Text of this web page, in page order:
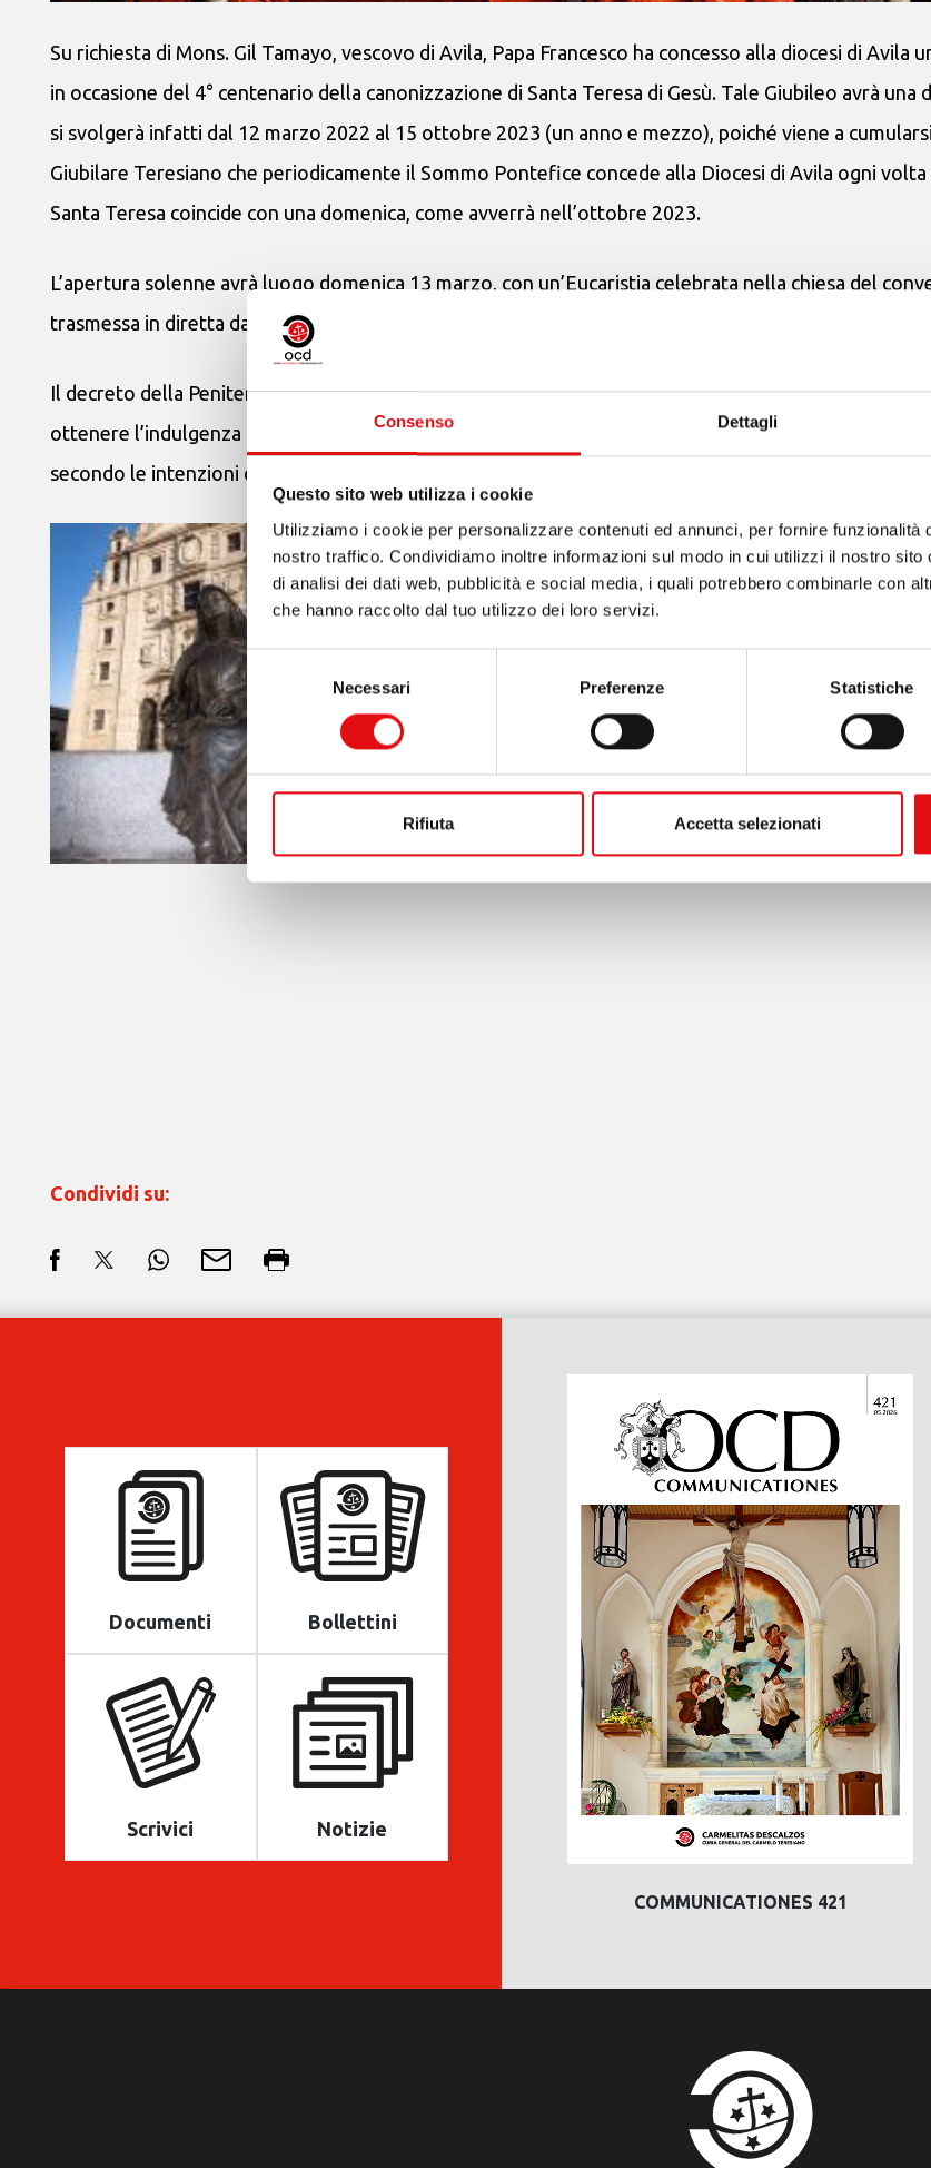
Consenso Dettagli
Questo sito web utilizza i cookie
Utilizziamo i cookie per personalizzare contenuti ed annunci, per fornire funzionalità
nostro traffico. Condividiamo inoltre informazioni sul modo in cui utilizzi il nostro
di analisi dei dati web, pubblicità e social media, i quali potrebbero combinarle con
che hanno raccolto dal tuo utilizzo dei loro servizi.
Selezione
consenso
Necessari Preferenze Statistiche
Rifiuta Accetta selezionati
Su richiesta di Mons. Gil Tamayo, vescovo di Avila, Papa Francesco ha concesso alla diocesi di Avila
in occasione del 4° centenario della canonizzazione di Santa Teresa di Gesù. Tale Giubileo avrà una
si svolgerà infatti dal 12 marzo 2022 al 15 ottobre 2023 (un anno e mezzo), poiché viene a
Giubilare Teresiano che periodicamente il Sommo Pontefice concede alla Diocesi di Avila ogni volta
Santa Teresa coincide con una domenica, come avverrà nell’ottobre 2023.
L’apertura solenne avrà luogo domenica 13 marzo, con un’Eucaristia celebrata nella chiesa del
trasmessa in diretta dalla televisione spagnola.
Il decreto della Penitenzieria Apostolica conferma che la suddetta chiesa sarà il tempio giubilare
ottenere l’indulgenza plenaria alle condizioni abituali (confessione sacramentale, comunione
secondo le intenzioni del Sovrano Pontefice).
Condividi su:
Documenti Bollettini
Scrivici Notizie
COMMUNICATIONES 421